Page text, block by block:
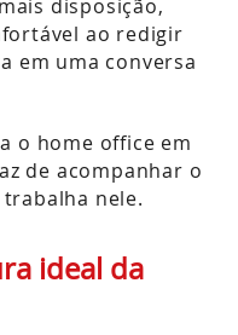
disposição,
ao redigir
em uma conversa
o home office em
de acompanhar o
nele.
ideal da